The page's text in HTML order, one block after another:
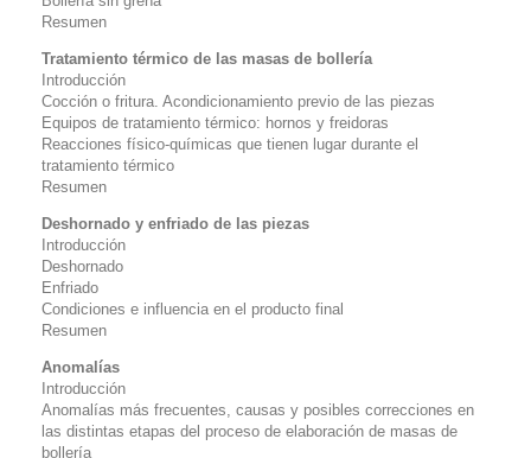
Resumen
Tratamiento térmico de las masas de bollería
Introducción
Cocción o fritura. Acondicionamiento previo de las piezas
Equipos de tratamiento térmico: hornos y freidoras
Reacciones físico-químicas que tienen lugar durante el
tratamiento térmico
Resumen
Deshornado y enfriado de las piezas
Introducción
Deshornado
Enfriado
Condiciones e influencia en el producto final
Resumen
Anomalías
Introducción
Anomalías más frecuentes, causas y posibles correcciones en
las distintas etapas del proceso de elaboración de masas de
bollería